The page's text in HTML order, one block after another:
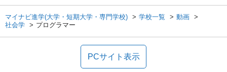
マイナビ進学(大学・短期大学・専門学校) 学校一覧
動画
社会学
プログラマー
PCサイト表示